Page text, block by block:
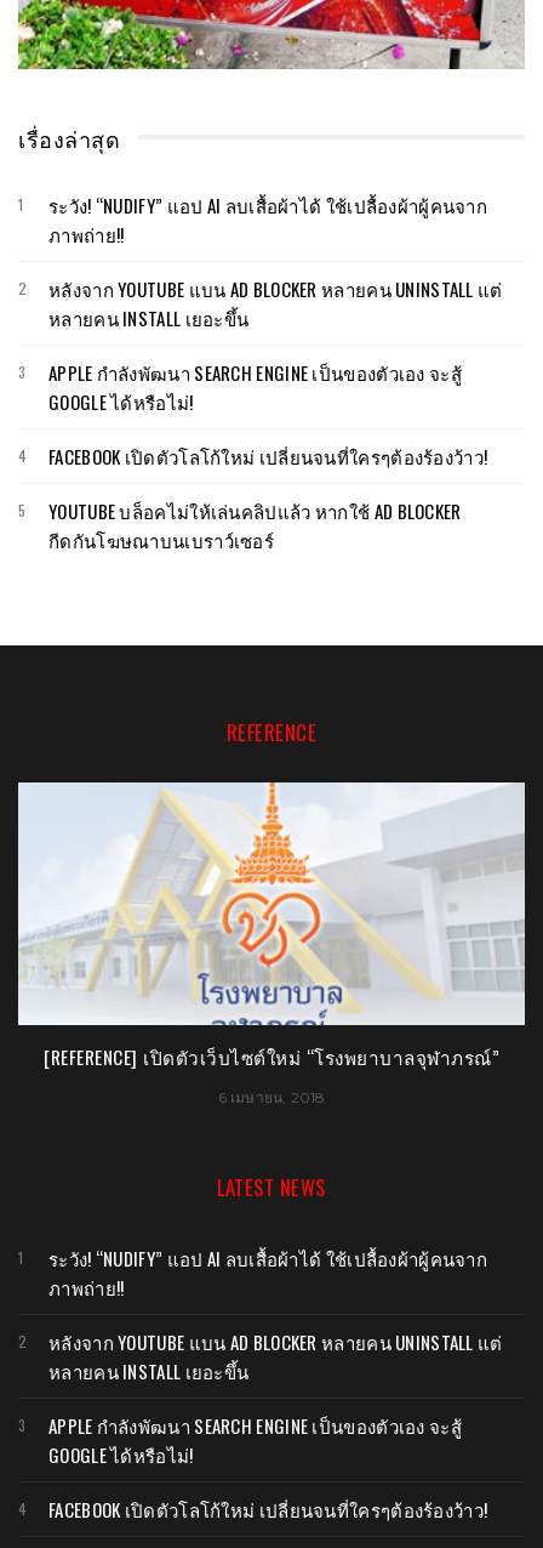
เรื่องล่าสุด
ระวัง! “NUDIFY” แอป AI ลบเสื้อผ้าได้ ใช้เปลื้องผ้าผู้คนจาก
ภาพถ่าย!!
หลังจาก YOUTUBE แบน AD BLOCKER หลายคน UNINSTALL แต่
หลายคน INSTALL เยอะขึ้น
APPLE กำลังพัฒนา SEARCH ENGINE เป็นของตัวเอง จะสู้
GOOGLE ได้หรือไม่!
FACEBOOK เปิดตัวโลโก้ใหม่ เปลี่ยนจนที่ใครๆต้องร้องว้าว!
YOUTUBE บล็อคไม่ให้เล่นคลิปแล้ว หากใช้ AD BLOCKER
กีดกันโฆษณาบนเบราว์เซอร์
REFERENCE
[PR] “FINAL QUEST” เกมมือถือมาแรง ฟินได้ด้วยปลายนิ้ว!!
14 มิถุนายน, 2016
LATEST NEWS
ระวัง! “NUDIFY” แอป AI ลบเสื้อผ้าได้ ใช้เปลื้องผ้าผู้คนจาก
ภาพถ่าย!!
หลังจาก YOUTUBE แบน AD BLOCKER หลายคน UNINSTALL แต่
หลายคน INSTALL เยอะขึ้น
APPLE กำลังพัฒนา SEARCH ENGINE เป็นของตัวเอง จะสู้
GOOGLE ได้หรือไม่!
FACEBOOK เปิดตัวโลโก้ใหม่ เปลี่ยนจนที่ใครๆต้องร้องว้าว!